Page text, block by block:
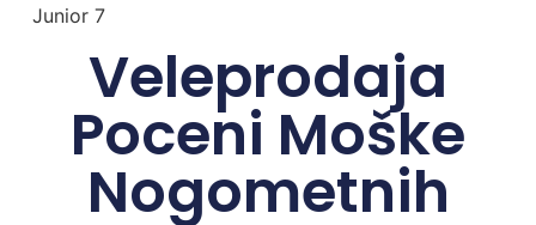
Junior 7
Veleprodaja
Poceni Moške
Nogometnih